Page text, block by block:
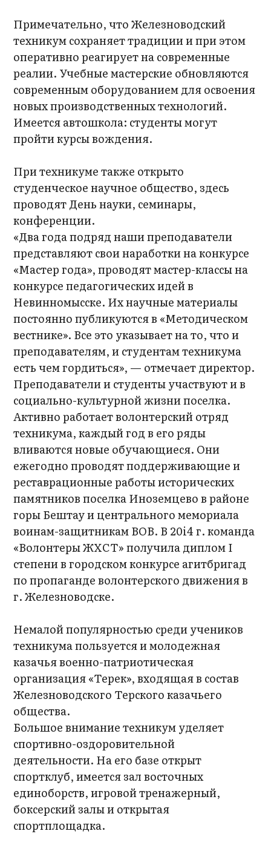
Примечательно, что Железноводский
техникум сохраняет традиции и при этом
оперативно реагирует на современные
реалии. Учебные мастерские обновляются
современным оборудованием для освоения
новых производственных технологий.
Имеется автошкола: студенты могут
пройти курсы вождения.
При техникуме также открыто
студенческое научное общество, здесь
проводят День науки, семинары,
конференции.
«Два года подряд наши преподаватели
представляют свои наработки на конкурсе
«Мастер года», проводят мастер-классы на
конкурсе педагогических идей в
Невинномысске. Их научные материалы
постоянно публикуются в «Методическом
вестнике». Все это указывает на то, что и
преподавателям, и студентам техникума
есть чем гордиться», — отмечает директор.
Преподаватели и студенты участвуют и в
социально-культурной жизни поселка.
Активно работает волонтерский отряд
техникума, каждый год в его ряды
вливаются новые обучающиеся. Они
ежегодно проводят поддерживающие и
реставрационные работы исторических
памятников поселка Иноземцево в районе
горы Бештау и центрального мемориала
воинам-защитникам ВОВ. В 20i4 г. команда
«Волонтеры ЖХСТ» получила диплом I
степени в городском конкурсе агитбригад
по пропаганде волонтерского движения в
г. Железноводске.
Немалой популярностью среди учеников
техникума пользуется и молодежная
казачья военно-патриотическая
организация «Терек», входящая в состав
Железноводского Терского казачьего
общества.
Большое внимание техникум уделяет
спортивно-оздоровительной
деятельности. На его базе открыт
спортклуб, имеется зал восточных
единоборств, игровой тренажерный,
боксерский залы и открытая
спортплощадка.